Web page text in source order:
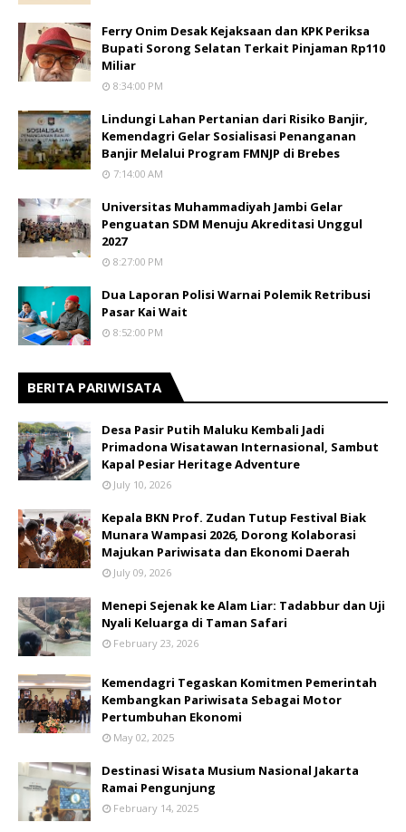
Ferry Onim Desak Kejaksaan dan KPK Periksa
Bupati Sorong Selatan Terkait Pinjaman Rp110
Miliar
8:34:00 PM
Lindungi Lahan Pertanian dari Risiko Banjir,
Kemendagri Gelar Sosialisasi Penanganan
Banjir Melalui Program FMNJP di Brebes
7:14:00 AM
Universitas Muhammadiyah Jambi Gelar
Penguatan SDM Menuju Akreditasi Unggul
2027
8:27:00 PM
Dua Laporan Polisi Warnai Polemik Retribusi
Pasar Kai Wait
8:52:00 PM
BERITA PARIWISATA
​Desa Pasir Putih Maluku Kembali Jadi
Primadona Wisatawan Internasional, Sambut
Kapal Pesiar Heritage Adventure
July 10, 2026
Kepala BKN Prof. Zudan Tutup Festival Biak
Munara Wampasi 2026, Dorong Kolaborasi
Majukan Pariwisata dan Ekonomi Daerah
July 09, 2026
Menepi Sejenak ke Alam Liar: Tadabbur dan Uji
Nyali Keluarga di Taman Safari
February 23, 2026
Kemendagri Tegaskan Komitmen Pemerintah
Kembangkan Pariwisata Sebagai Motor
Pertumbuhan Ekonomi
May 02, 2025
Destinasi Wisata Musium Nasional Jakarta
Ramai Pengunjung
February 14, 2025